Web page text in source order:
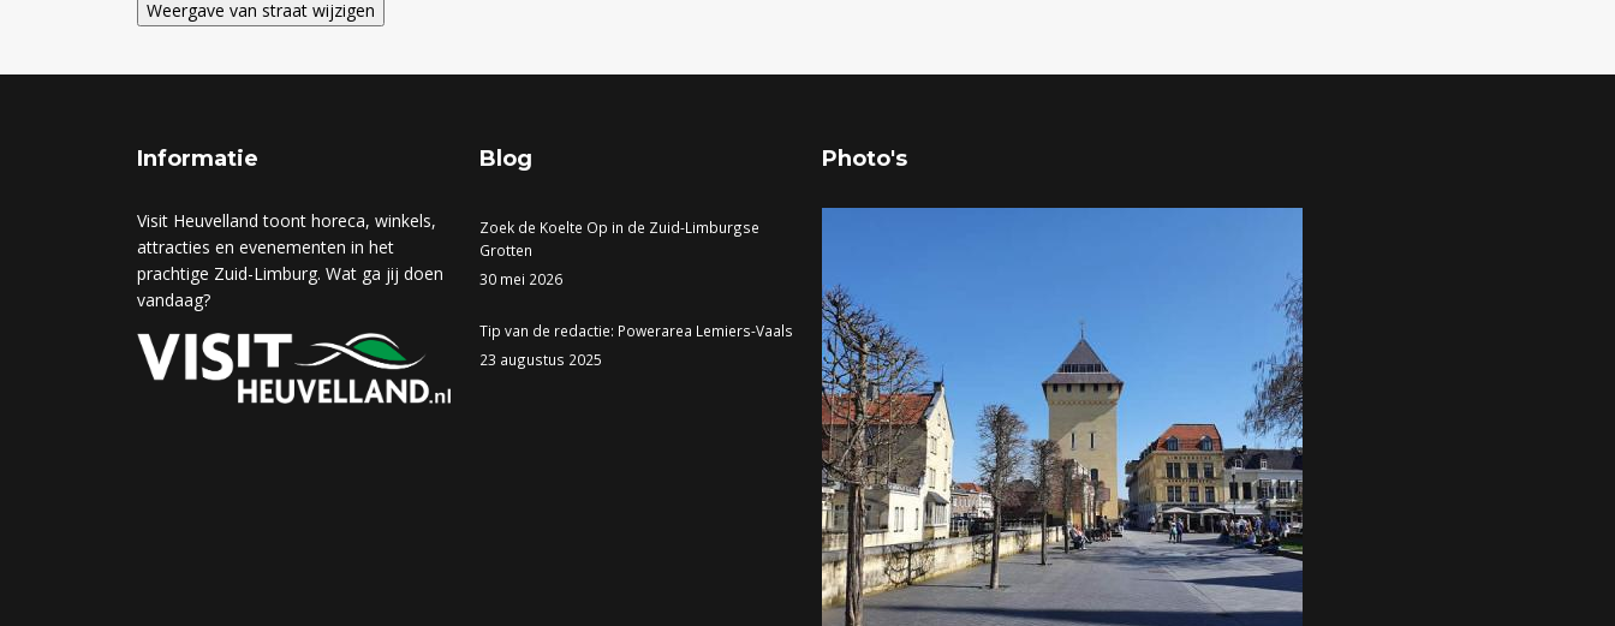
Informatie
Visit Heuvelland toont horeca, winkels,
attracties en evenementen in het
prachtige Zuid-Limburg. Wat ga jij doen
vandaag?
Blog
Zoek de Koelte Op in de Zuid-Limburgse
Grotten
30 mei 2026
Tip van de redactie: Powerarea Lemiers-Vaals
23 augustus 2025
Photo's